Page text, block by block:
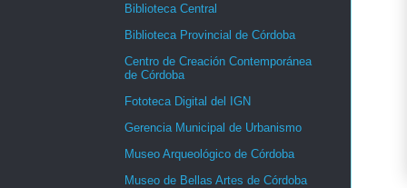
Biblioteca Central
Biblioteca Provincial de Córdoba
Centro de Creación Contemporánea
de Córdoba
Fototeca Digital del IGN
Gerencia Municipal de Urbanismo
Museo Arqueológico de Córdoba
Museo de Bellas Artes de Córdoba